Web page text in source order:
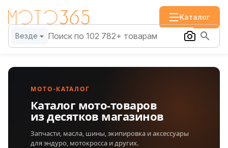
Каталог
Везде
МОТО-КАТАЛОГ
Каталог мото-товаров
из десятков магазинов
Запчасти, масла, шины, экипировка и аксессуары
для эндуро, мотокросса и других.